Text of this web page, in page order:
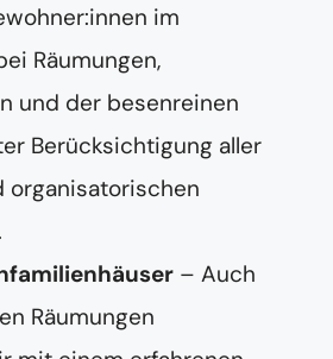
im
Räumungen,
und der besenreinen
Berücksichtigung aller
organisatorischen
– Auch
Räumungen